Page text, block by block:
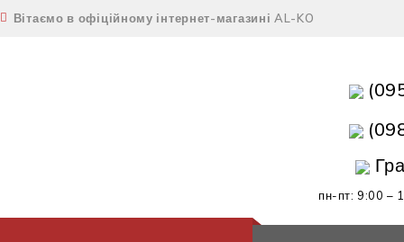
Вітаємо в офіційному інтернет-магазині AL-KO
пн-пт: 9:00 –